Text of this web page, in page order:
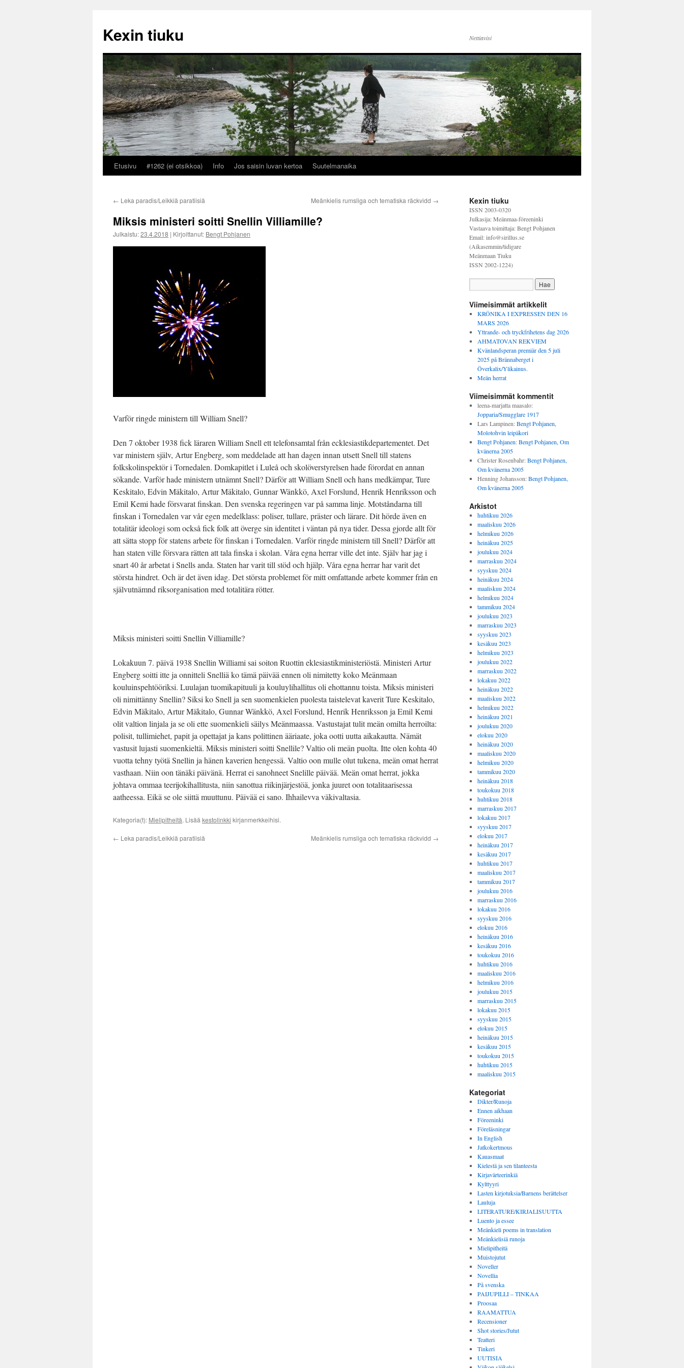
Kexin tiuku Nettiavisi
Siirry
Etusivu #1262 (ei otsikkoa) Info Jos saisin luvan kertoa Suutelmanaika
← Leka paradis/Leikkiä paratiisiä Meänkielis rumsliga och tematiska räckvidd →
Miksis ministeri soitti Snellin Villiamille?
Julkaistu:23.4.2018 | Kirjoittanut: Bengt Pohjanen
Varför ringde ministern till William Snell?
Den 7 oktober 1938 fick läraren William Snell ett telefonsamtal från ecklesiastikdepartementet. Det
var ministern själv, Artur Engberg, som meddelade att han dagen innan utsett Snell till statens
folkskolinspektör i Tornedalen. Domkapitlet i Luleå och skolöverstyrelsen hade förordat en annan
sökande. Varför hade ministern utnämnt Snell? Därför att William Snell och hans medkämpar, Ture
Keskitalo, Edvin Mäkitalo, Artur Mäkitalo, Gunnar Wänkkö, Axel Forslund, Henrik Henriksson och
Emil Kemi hade försvarat finskan. Den svenska regeringen var på samma linje. Motståndarna till
finskan i Tornedalen var vår egen medelklass: poliser, tullare, präster och lärare. Dit hörde även en
totalitär ideologi som också fick folk att överge sin identitet i väntan på nya tider. Dessa gjorde allt för
att sätta stopp för statens arbete för finskan i Tornedalen. Varför ringde ministern till Snell? Därför att
han staten ville försvara rätten att tala finska i skolan. Våra egna herrar ville det inte. Själv har jag i
snart 40 år arbetat i Snells anda. Staten har varit till stöd och hjälp. Våra egna herrar har varit det
största hindret. Och är det även idag. Det största problemet för mitt omfattande arbete kommer från en
självutnämnd riksorganisation med totalitära rötter.
Miksis ministeri soitti Snellin Villiamille?
Lokakuun 7. päivä 1938 Snellin Williami sai soiton Ruottin eklesiastikministeriöstä. Ministeri Artur
Engberg soitti itte ja onnitteli Snelliä ko tämä päivää ennen oli nimitetty koko Meänmaan
kouluinspehtööriksi. Luulajan tuomikapituuli ja kouluylihallitus oli ehottannu toista. Miksis ministeri
oli nimittänny Snellin? Siksi ko Snell ja sen suomenkielen puolesta taistelevat kaverit Ture Keskitalo,
Edvin Mäkitalo, Artur Mäkitalo, Gunnar Wänkkö, Axel Forslund, Henrik Henriksson ja Emil Kemi
olit valtion linjala ja se oli ette suomenkieli säilys Meänmaassa. Vastustajat tulit meän omilta herroilta:
polisit, tullimiehet, papit ja opettajat ja kans polittinen ääriaate, joka ootti uutta aikakautta. Nämät
vastusit lujasti suomenkieltä. Miksis ministeri soitti Snellile? Valtio oli meän puolta. Itte olen kohta 40
vuotta tehny työtä Snellin ja hänen kaverien hengessä. Valtio oon mulle olut tukena, meän omat herrat
vasthaan. Niin oon tänäki päivänä. Herrat ei sanohneet Snelille päivää. Meän omat herrat, jokka
johtava ommaa teerijokihallitusta, niin sanottua riikinjärjestöä, jonka juuret oon totalitaarisessa
aatheessa. Eikä se ole siittä muuttunu. Päivää ei sano. Ihhailevva väkivaltasia.
Kategoria(t): Mielipitheitä. Lisää kestolinkki kirjanmerkkeihisi.
← Leka paradis/Leikkiä paratiisiä Meänkielis rumsliga och tematiska räckvidd →
Kexin tiuku
ISSN 2003-0320
Julkasija: Meänmaa-föreeninki
Vastaava toimittaja: Bengt Pohjanen
Email: info@sirillus.se
(Aikasemmin/tidigare
Meänmaan Tiuku
ISSN 2002-1224)
Viimeisimmät artikkelit
KRÖNIKA I EXPRESSEN DEN 16
MARS 2026
Yttrande- och tryckfrihetens dag 2026
AHMATOVAN REKVIEM
Kvänlandsperan premiär den 5 juli
2025 på Brännaberget i
Överkalix/Ylikainus.
Meän herrat
Viimeisimmät kommentit
leena-marjatta maasalo:
Jopparia/Smugglare 1917
Lars Lampinen:Bengt Pohjanen,
Molotohvin leipäkori
Bengt Pohjanen:Bengt Pohjanen, Om
kvänerna 2005
Christer Rosenbahr:Bengt Pohjanen,
Om kvänerna 2005
Henning Johansson:Bengt Pohjanen,
Om kvänerna 2005
Arkistot
huhtikuu 2026
maaliskuu 2026
helmikuu 2026
heinäkuu 2025
joulukuu 2024
marraskuu 2024
syyskuu 2024
heinäkuu 2024
maaliskuu 2024
helmikuu 2024
tammikuu 2024
joulukuu 2023
marraskuu 2023
syyskuu 2023
kesäkuu 2023
helmikuu 2023
joulukuu 2022
marraskuu 2022
lokakuu 2022
heinäkuu 2022
maaliskuu 2022
helmikuu 2022
heinäkuu 2021
joulukuu 2020
elokuu 2020
heinäkuu 2020
maaliskuu 2020
helmikuu 2020
tammikuu 2020
heinäkuu 2018
toukokuu 2018
huhtikuu 2018
marraskuu 2017
lokakuu 2017
syyskuu 2017
elokuu 2017
heinäkuu 2017
kesäkuu 2017
huhtikuu 2017
maaliskuu 2017
tammikuu 2017
joulukuu 2016
marraskuu 2016
lokakuu 2016
syyskuu 2016
elokuu 2016
heinäkuu 2016
kesäkuu 2016
toukokuu 2016
huhtikuu 2016
maaliskuu 2016
helmikuu 2016
joulukuu 2015
marraskuu 2015
lokakuu 2015
syyskuu 2015
elokuu 2015
heinäkuu 2015
kesäkuu 2015
toukokuu 2015
huhtikuu 2015
maaliskuu 2015
Kategoriat
Dikter/Runoja
Ennen aikhaan
Föreeninki
Föreläsningar
In English
Jatkokertmous
Kauasmaat
Kielestä ja sen tilanteesta
Kirjavärteerinkiä
Kylttyyri
Lasten kirjotuksia/Barnens berättelser
Lauluja
LITERATURE/KIRJALISUUTTA
Luento ja essee
Meänkieli poems in translation
Meänkielisiä runoja
Mielipitheitä
Muistojutut
Noveller
Novellia
På svenska
PAIJUPILLI – TINKAA
Proosaa
RAAMATTUA
Recensioner
Shot stories/Jutut
Teatteri
Tinkeri
UUTISIA